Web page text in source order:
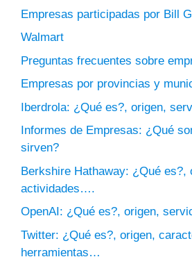
Empresas participadas por Bill
Walmart
Preguntas frecuentes sobre
Empresas por provincias y
Iberdrola: ¿Qué es?, origen,
Informes de Empresas: ¿Qué
sirven?
Berkshire Hathaway: ¿Qué es?,
actividades….
OpenAI: ¿Qué es?, origen,
Twitter: ¿Qué es?, origen,
herramientas…